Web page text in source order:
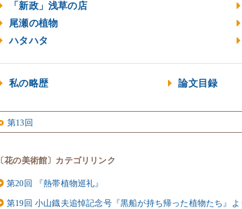
「新政」浅草の店
尾瀬の植物
ハタハタ
私の略歴 論文目録
第13回
〔花の美術館〕カテゴリリンク
第20回 『熱帯植物巡礼』
第19回 小山鐡夫追悼記念号『黒船が持ち帰った植物たち』よ